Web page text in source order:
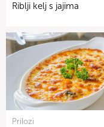
Riblji kelj s jajima
Prilozi